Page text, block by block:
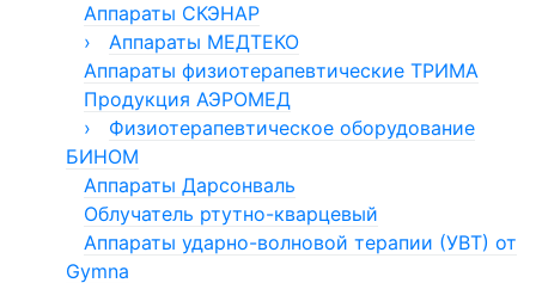
Аппараты Мустанг
Аппараты КВЧ-терапии Стелла
Аппараты Спинор
Аппараты СКЭНАР
›
Аппараты МЕДТЕКО
Аппарат АФК
Аппарат высокочастотной магнитотерапии
Аппарат ДМВ-терапии
Аппараты низкочастотной магнитотерапии
Аппараты СМВ-терапии
Аппараты УВЧ-терапии
Аппараты УЗТ-терапии
Аппараты электротерапии
Аппараты физиотерапевтические ТРИМА
Продукция АЭРОМЕД
›
Физиотерапевтическое оборудование
БИНОМ
Аппараты лазерные терапевтические
УзорМед
Аппараты лазерные терапевтические
УзорМед Б-2К
Аппараты Дарсонваль
Облучатель ртутно-кварцевый
Аппараты ударно-волновой терапии (УВТ) от
Gymna